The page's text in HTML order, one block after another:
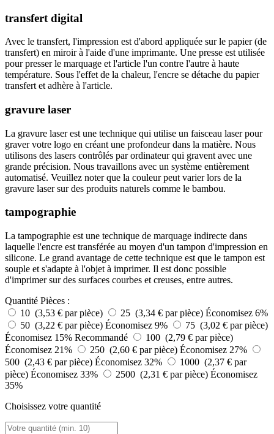
transfert digital
Avec le transfert, l'impression est d'abord appliquée sur le papier (de
transfert) en miroir à l'aide d'une imprimante. Une presse est utilisée
pour presser le marquage et l'article l'un contre l'autre à haute
température. Sous l'effet de la chaleur, l'encre se détache du papier
transfert et adhère à l'article.
gravure laser
La gravure laser est une technique qui utilise un faisceau laser pour
graver votre logo en créant une profondeur dans la matière. Nous
utilisons des lasers contrôlés par ordinateur qui gravent avec une
grande précision. Nous travaillons avec un système entièrement
automatisé. Veuillez noter que la couleur peut varier lors de la
gravure laser sur des produits naturels comme le bambou.
tampographie
La tampographie est une technique de marquage indirecte dans
laquelle l'encre est transférée au moyen d'un tampon d'impression en
silicone. Le grand avantage de cette technique est que le tampon est
souple et s'adapte à l'objet à imprimer. Il est donc possible
d'imprimer sur des surfaces courbes et creuses, entre autres.
Quantité Pièces :
10 (3,53 € par pièce)
25 (3,34 € par pièce) Économisez 6%
50 (3,22 € par pièce) Économisez 9%
75 (3,02 € par pièce)
Économisez 15% Recommandé
100 (2,79 € par pièce)
Économisez 21%
250 (2,60 € par pièce) Économisez 27%
500 (2,43 € par pièce) Économisez 32%
1000 (2,37 € par
pièce) Économisez 33% 2500 (2,31 € par pièce) Économisez
35%
Choisissez votre quantité